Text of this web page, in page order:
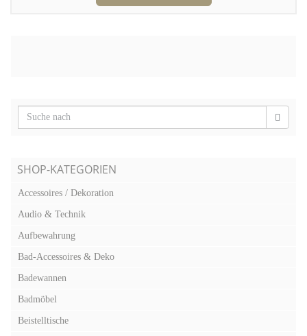
SHOP-KATEGORIEN
Accessoires / Dekoration
Audio & Technik
Aufbewahrung
Bad-Accessoires & Deko
Badewannen
Badmöbel
Beistelltische